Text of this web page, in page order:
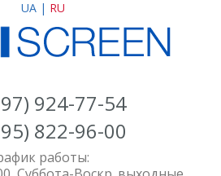
UA | RU
924-77-54
822-96-00
работы: